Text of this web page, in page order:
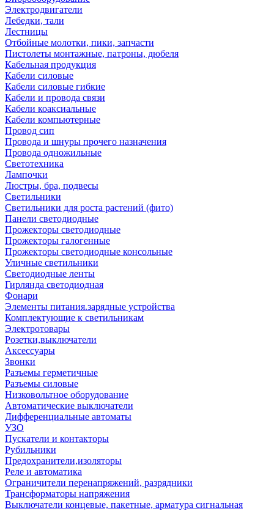
Электродвигатели
Лебедки, тали
Лестницы
Отбойные молотки, пики, запчасти
Пистолеты монтажные, патроны, дюбеля
Кабельная продукция
Кабели силовые
Кабели силовые гибкие
Кабели и провода связи
Кабели коаксиальные
Кабели компьютерные
Провод сип
Провода и шнуры прочего назначения
Провода одножильные
Светотехника
Лампочки
Люстры, бра, подвесы
Светильники
Светильники для роста растений (фито)
Панели светодиодные
Прожекторы светодиодные
Прожекторы галогенные
Прожекторы светодиодные консольные
Уличные светильники
Светодиодные ленты
Гирлянда светодиодная
Фонари
Элементы питания.зарядные устройства
Комплектующие к светильникам
Электротовары
Розетки,выключатели
Аксессуары
Звонки
Разъемы герметичные
Разъемы силовые
Низковольтное оборудование
Автоматические выключатели
Дифференциальные автоматы
УЗО
Пускатели и контакторы
Рубильники
Предохранители,изоляторы
Реле и автоматика
Ограничители перенапряжений, разрядники
Трансформаторы напряжения
Выключатели концевые, пакетные, арматура сигнальная